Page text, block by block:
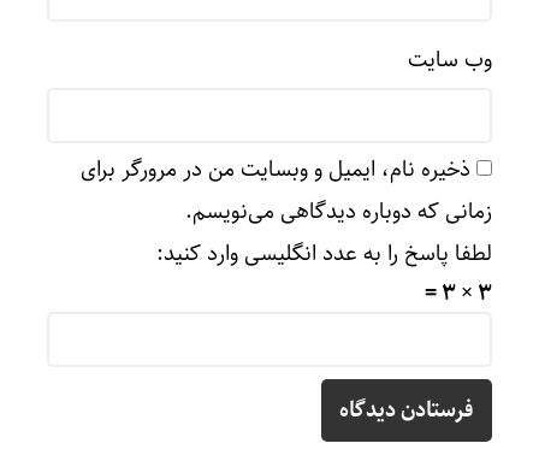
وب‌ سایت
ذخیره نام، ایمیل و وبسایت من در مرورگر برای
زمانی که دوباره دیدگاهی می‌نویسم.
لطفا پاسخ را به عدد انگلیسی وارد کنید:
3 × 3 =